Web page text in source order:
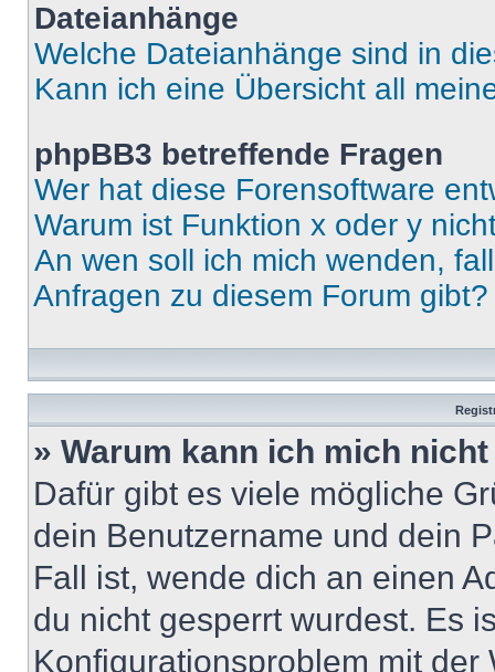
Dateianhänge
Welche Dateianhänge sind in
Kann ich eine Übersicht all
phpBB3 betreffende Fragen
Wer hat diese Forensoftware
Warum ist Funktion x oder y
An wen soll ich mich wenden,
Anfragen zu diesem Forum gibt?
» Warum kann ich mich
Dafür gibt es viele mögliche
dein Benutzername und dein
Fall ist, wende dich an einen
du nicht gesperrt wurdest. Es
Konfigurationsproblem mit